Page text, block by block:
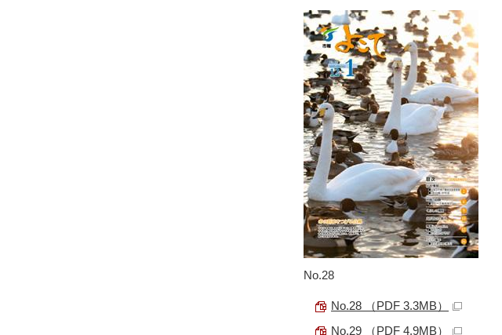
No.28
No.28 （PDF 3.3MB）
No.29 （PDF 4.9MB）